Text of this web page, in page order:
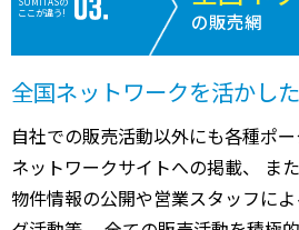
ここが違う!
の販売網
全国ネットワークを活かした
自社での販売活動以外にも各種ポ
ネットワークサイトへの掲載、 ま
物件情報の公開や営業スタッフに